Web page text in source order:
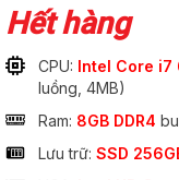
Hết hàng
CPU: Intel Core i7
luồng, 4MB)
Ram: 8GB DDR4
Lưu trữ: SSD